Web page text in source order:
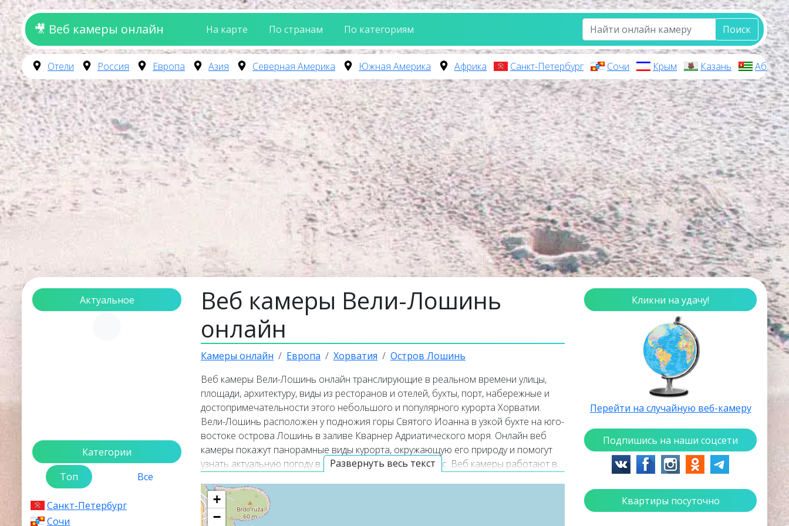
🎥 Веб камеры онлайн На карте По странам По категориям Поиск
Отели Россия Европа Азия Северная Америка Южная Америка Африка Санкт-Петербург Сочи Крым Казань
Актуальное
Категории
Топ
Все
Санкт-Петербург
Сочи
Веб камеры Вели-Лошинь
онлайн
Камеры онлайн Европа Хорватия Остров Лошинь
Развернуть весь текст
Веб камеры Вели-Лошинь онлайн транслирующие в реальном времени улицы,
площади, архитектуру, виды из ресторанов и отелей, бухты, порт, набережные и
достопримечательности этого небольшого и популярного курорта Хорватии.
Вели-Лошинь расположен у подножия горы Святого Иоанна в узкой бухте на юго-
востоке острова Лошинь в заливе Кварнер Адриатического моря. Онлайн веб
камеры покажут панорамные виды курорта, окружающую его природу и помогут
узнать актуальную погоду в Вели-Лошинь прямо сейчас. Веб камеры работают в
интересные и популярные онлайн веб камеры располагаются в верхней части
списка трансляций. Карта онлайн веб камер покажет точное местоположение
каждой веб камеры на куроте Вели-Лошинь.
+
−
Кликни на удачу!
Перейти на случайную веб-камеру
Подпишись на наши соцсети
Квартиры посуточно